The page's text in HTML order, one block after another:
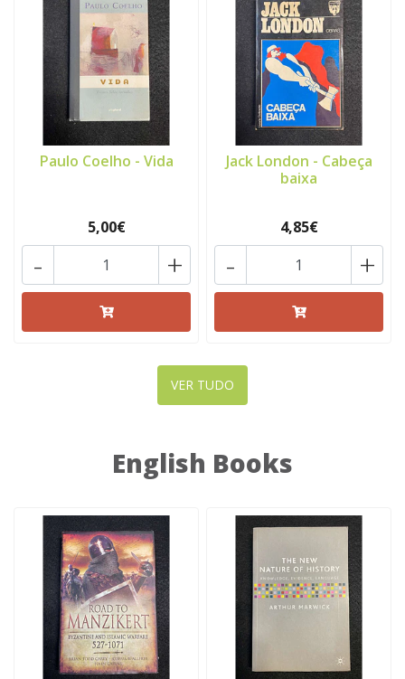
Paulo Coelho - Vida
5,00€
+
-
Jack London - Cabeça
baixa
4,85€
+
-
VER TUDO
English Books